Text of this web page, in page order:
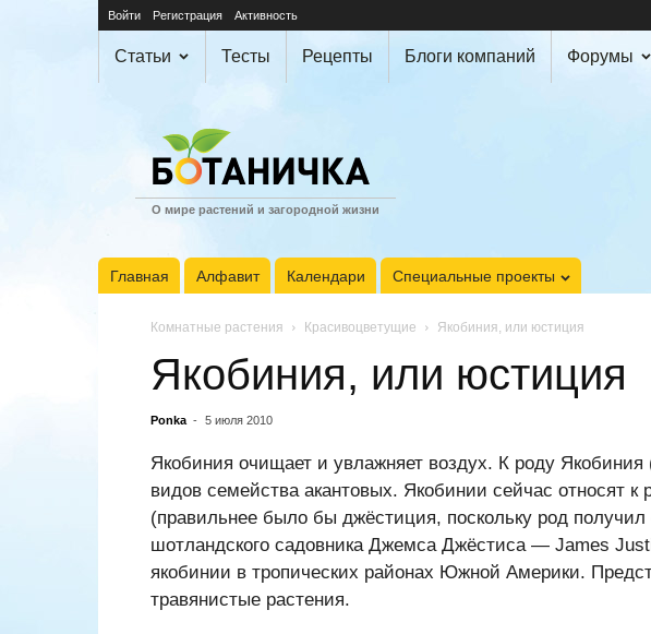
Войти Регистрация Активность
Статьи Тесты Рецепты Блоги компаний Форумы
О мире растений и загородной жизни
Главная Алфавит Календари Специальные проекты
Комнатные растения Красивоцветущие Якобиния, или юстиция
Якобиния, или юстиция
Ponka - 5 июля 2010
Якобиния очищает и увлажняет воздух. К роду
видов семейства акантовых. Якобинии сейчас относят
(правильнее было бы джёстиция, поскольку род получил
шотландского садовника Джемса Джёстиса — James
якобинии в тропических районах Южной Америки.
травянистые растения.